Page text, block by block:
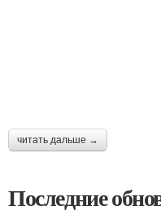
читать дальше →
Последние